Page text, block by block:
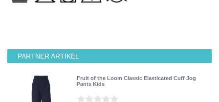
PARTNER ARTIKEL
Fruit of the Loom Classic Elasticated Cuff Jog
Pants Kids